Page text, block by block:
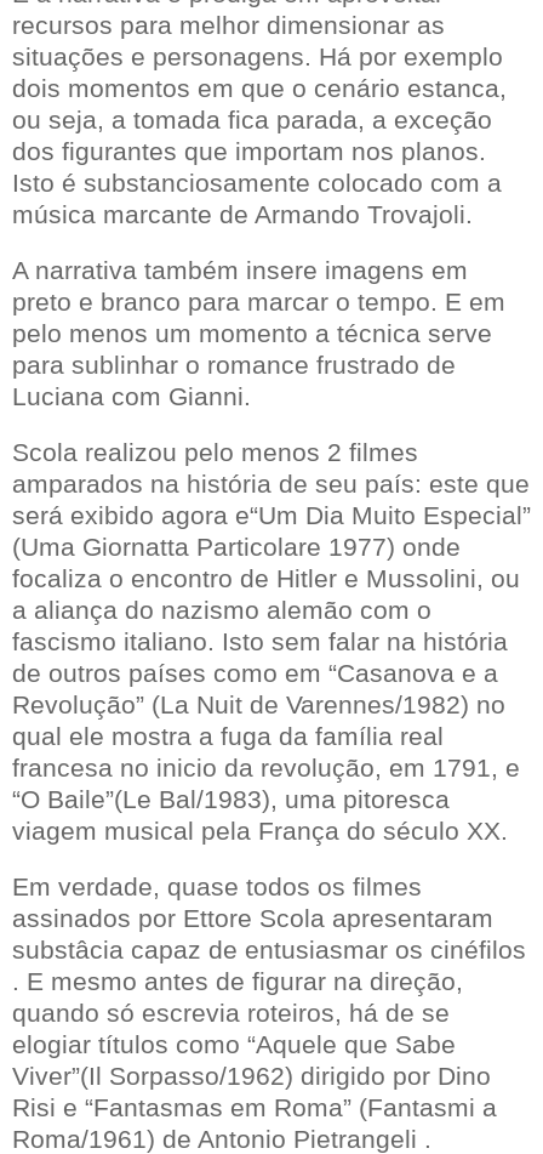
recursos para melhor dimensionar as
situações e personagens. Há por exemplo
dois momentos em que o cenário estanca,
ou seja, a tomada fica parada, a exceção
dos figurantes que importam nos planos.
Isto é substanciosamente colocado com a
música marcante de Armando Trovajoli.
A narrativa também insere imagens em
preto e branco para marcar o tempo. E em
pelo menos um momento a técnica serve
para sublinhar o romance frustrado de
Luciana com Gianni.
Scola realizou pelo menos 2 filmes
amparados na história de seu país: este que
será exibido agora e“Um Dia Muito Especial”
(Uma Giornatta Particolare 1977) onde
focaliza o encontro de Hitler e Mussolini, ou
a aliança do nazismo alemão com o
fascismo italiano. Isto sem falar na história
de outros países como em “Casanova e a
Revolução” (La Nuit de Varennes/1982) no
qual ele mostra a fuga da família real
francesa no inicio da revolução, em 1791, e
“O Baile”(Le Bal/1983), uma pitoresca
viagem musical pela França do século XX.
Em verdade, quase todos os filmes
assinados por Ettore Scola apresentaram
substâcia capaz de entusiasmar os cinéfilos
. E mesmo antes de figurar na direção,
quando só escrevia roteiros, há de se
elogiar títulos como “Aquele que Sabe
Viver”(Il Sorpasso/1962) dirigido por Dino
Risi e “Fantasmas em Roma” (Fantasmi a
Roma/1961) de Antonio Pietrangeli .